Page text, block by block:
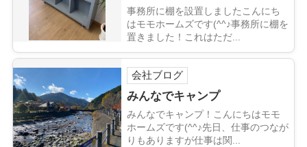
事務所に棚を設置しましたこんにち
はモモホームズです(^^♪事務所に棚を
置きました！これはただ...
会社ブログ
みんなでキャンプ
みんなでキャンプ！こんにちはモモ
ホームズです(^^♪先日、仕事のつなが
りもありますが仕事は関...